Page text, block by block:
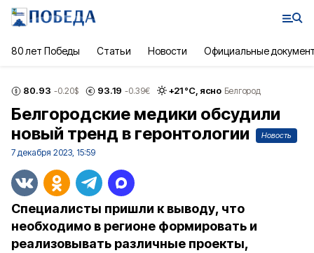
80 лет Победы Статьи Новости Официальные
80.93 -0.20$ 93.19 -0.39€ +21°С, ясно Белгород
Белгородские медики обсудили
новый тренд в геронтологии
Новость
7 декабря 2023, 15:59
Специалисты пришли к выводу, что
необходимо в регионе формировать и
реализовывать различные проекты,